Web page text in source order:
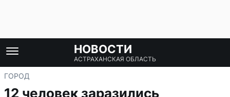
НОВОСТИ
АСТРАХАНСКАЯ ОБЛАСТЬ
ГОРОД
12 человек заразились